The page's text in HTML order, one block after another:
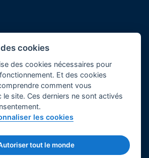
CURA
légales
- Tous droits réservés.
cookies
des cookies nécessaires pour
Et des cookies
comment vous
le site. Ces derniers ne sont activés
les cookies
tout le monde